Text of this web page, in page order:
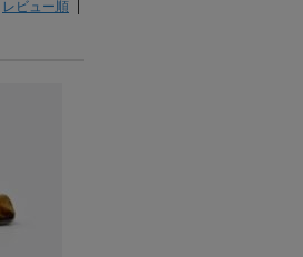
レビュー順